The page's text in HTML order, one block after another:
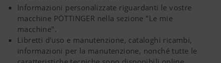
componenti interessati.
Comando elettronico confortevole, compatibile con
ISOBUS, senza terminale di comando
Di serie nei modelli EUROPROFI D.
Informazioni personalizzate riguardanti le vostre
macchine PÖTTINGER nella sezione "Le mie
macchine".
Libretti d'uso e manutenzione, cataloghi ricambi,
informazioni per la manutenzione, nonché tutte le